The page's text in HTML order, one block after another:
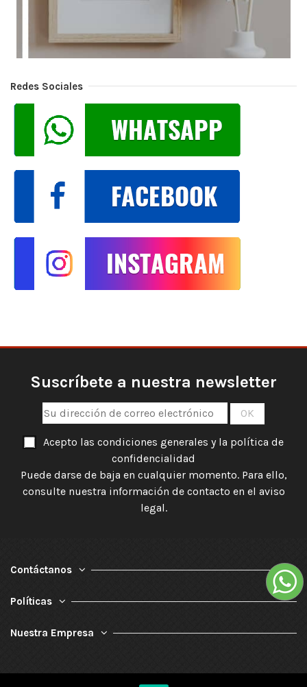
Redes Sociales
Suscríbete a nuestra newsletter
Acepto las condiciones generales y la política de
confidencialidad
Puede darse de baja en cualquier momento. Para ello,
consulte nuestra información de contacto en el aviso
legal.
Contáctanos
Políticas
Nuestra Empresa